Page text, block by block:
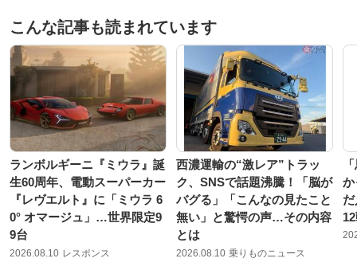
こんな記事も読まれています
ランボルギーニ『ミウラ』誕
生60周年、電動スーパーカー
『レヴエルト』に「ミウラ 6
0° オマージュ」…世界限定9
9台
2026.08.10 レスポンス
西濃運輸の“激レア”トラッ
ク、SNSで話題沸騰！「脳が
バグる」「こんなの見たこと
無い」と驚愕の声…その内容
とは
2026.08.10 乗りものニュース
か